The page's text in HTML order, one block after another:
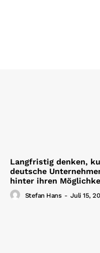
Langfristig denken,
deutsche
hinter ihren
Stefan Hans - Juli 15,